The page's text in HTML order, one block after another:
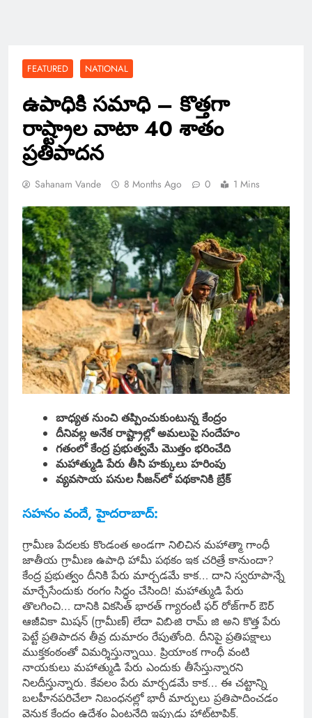
FEATURED NATIONAL
ఉపాధికి సమాధి – కొత్తగా
రాష్ట్రాల వాటా 40 శాతం
ప్రతిపాదన
Sahanam Vande 8 Months Ago 0 1 Mins
బాధ్యత నుంచి తప్పించుకుంటున్న కేంద్రం
దీనివల్ల అనేక రాష్ట్రాల్లో అమలుపై సందేహం
గతంలో కేంద్ర ప్రభుత్వమే మొత్తం భరించేది
మహాత్ముడి పేరు తీసి హక్కులు హరింపు
వ్యవసాయ పనుల సీజన్‌లో పథకానికి బ్రేక్
సహనం వందే, హైదరాబాద్:
గ్రామీణ పేదలకు కొండంత అండగా నిలిచిన మహాత్మా గాంధీ
జాతీయ గ్రామీణ ఉపాధి హామీ పథకం ఇక చరిత్రే కానుందా?
కేంద్ర ప్రభుత్వం దీనికి పేరు మార్చడమే కాక… దాని స్వరూపాన్నే
మార్చేసేందుకు రంగం సిద్ధం చేసింది! మహాత్ముడి పేరు
తొలగించి… దానికి వికసిత్ భారత్ గ్యారంటీ ఫర్ రోజ్‌గార్ ఔర్
ఆజీవికా మిషన్ (గ్రామీణ్) లేదా విబి-జి రామ్ జి అని కొత్త పేరు
పెట్టే ప్రతిపాదన తీవ్ర దుమారం రేపుతోంది. దీనిపై ప్రతిపక్షాలు
ముక్తకంఠంతో విమర్శిస్తున్నాయి. ప్రియాంక గాంధీ వంటి
నాయకులు మహాత్ముడి పేరు ఎందుకు తీసేస్తున్నారని
నిలదీస్తున్నారు. కేవలం పేరు మార్చడమే కాక… ఈ చట్టాన్ని
బలహీనపరిచేలా నిబంధనల్లో భారీ మార్పులు ప్రతిపాదించడం
వెనుక కేంద్రం ఉద్దేశం ఏంటనేది ఇప్పుడు హాట్‌టాపిక్.